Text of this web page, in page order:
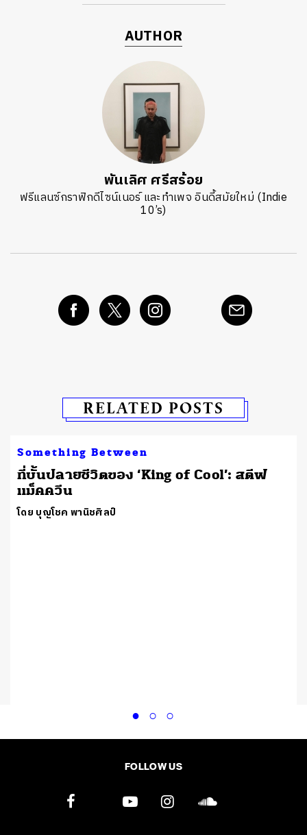
AUTHOR
พันเลิศ ศรีสร้อย
ฟรีแลนซ์กราฟิกดีไซน์เนอร์ และทำเพจ อินดี้สมัยใหม่ (Indie
10’s)
RELATED POSTS
Something Between
ที่บั้นปลายชีวิตของ ‘King of Cool’: สตีฟ
แม็คควีน
โดย บุญโชค พานิชศิลป์
FOLLOW US